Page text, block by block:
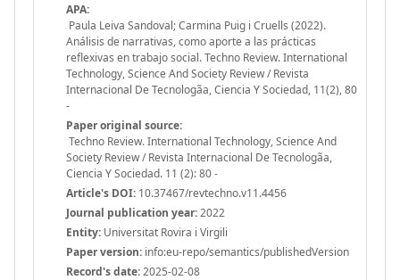
APA:
Paula Leiva Sandoval; Carmina Puig i Cruells (2022).
Análisis de narrativas, como aporte a las prácticas
reflexivas en trabajo social. Techno Review. International
Technology, Science And Society Review / Revista
Internacional De Tecnologã­a, Ciencia Y Sociedad, 11(2), 80
-
Paper original source:
Techno Review. International Technology, Science And
Society Review / Revista Internacional De Tecnologã­a,
Ciencia Y Sociedad. 11 (2): 80 -
Article's DOI: 10.37467/revtechno.v11.4456
Journal publication year:2022
Entity: Universitat Rovira i Virgili
Paper version: info:eu-repo/semantics/publishedVersion
Record's date:2025-02-08